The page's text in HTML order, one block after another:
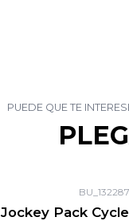
PUEDE QUE TE
Jockey Pack